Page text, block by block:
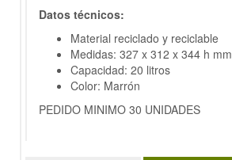
Datos técnicos:
Material reciclado y reciclable
Medidas: 327 x 312 x 344 h mm
Capacidad: 20 litros
Color: Marrón
PEDIDO MINIMO 30 UNIDADES